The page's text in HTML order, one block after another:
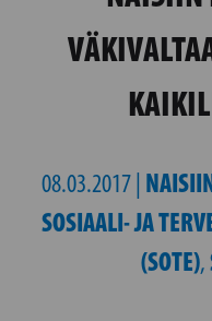
08.03.2017 |
SOSIAALI- JA
(SOTE),